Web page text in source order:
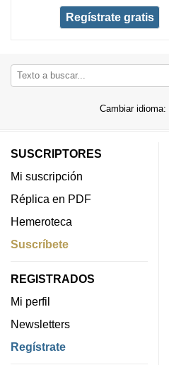
Regístrate gratis
Cambiar idioma:
SUSCRIPTORES
Mi suscripción
Réplica en PDF
Hemeroteca
Suscríbete
REGISTRADOS
Mi perfil
Newsletters
Regístrate